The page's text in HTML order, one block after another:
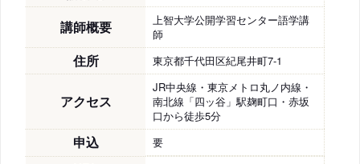
講師概要
上智大学公開学習センター語学講
師
住所 東京都千代田区紀尾井町7-1
アクセス
JR中央線・東京メトロ丸ノ内線・
南北線「四ッ谷」駅麹町口・赤坂
口から徒歩5分
申込 要